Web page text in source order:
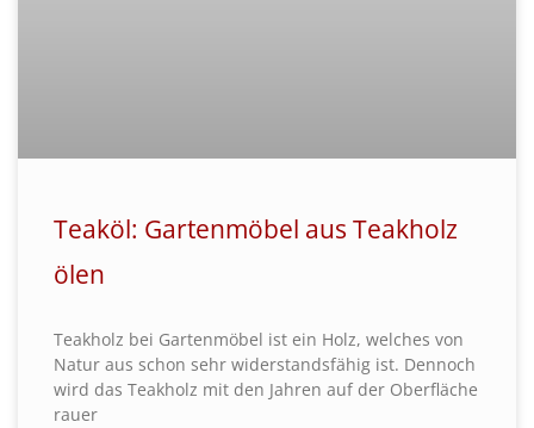
Teaköl: Gartenmöbel aus Teakholz
ölen
Teakholz bei Gartenmöbel ist ein Holz, welches von
Natur aus schon sehr widerstandsfähig ist. Dennoch
wird das Teakholz mit den Jahren auf der Oberfläche
rauer